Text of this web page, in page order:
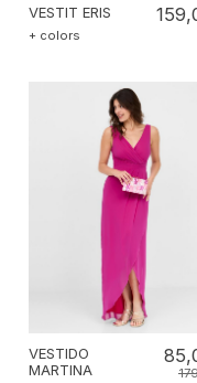
VESTIT ERIS
+ colors
VESTIDO
MARTINA